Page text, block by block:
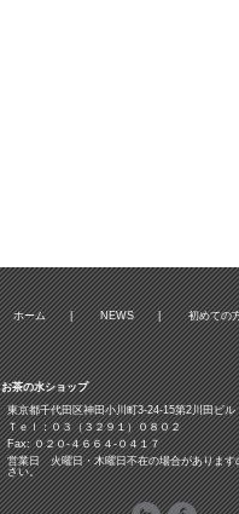
ホーム | NEWS | 初めての
お茶の水ショップ
東京都千代田区神田小川町3‐24‐15第2川田ビル
Ｔｅｌ：０３（３２９１）０８０２
Fax: ０２０-４６６４-０４１７
営業日 火曜日・木曜日不在の場合があります
さい。